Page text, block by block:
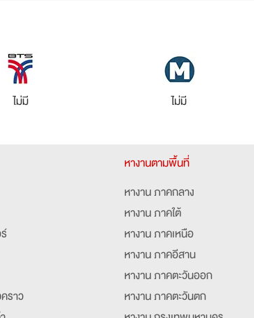
ไม่มี ไม่มี
ราว
หางานตามพื้นที่
หางาน ภาคกลาง
หางาน ภาคใต้
หางาน ภาคเหนือ
หางาน ภาคอีสาน
หางาน ภาคตะวันออก
หางาน ภาคตะวันตก